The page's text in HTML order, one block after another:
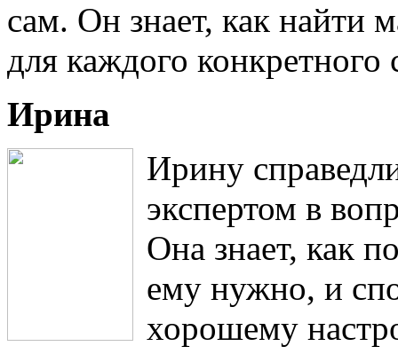
сам. Он знает, как найти
для каждого конкретного
Ирина
Ирину
экспертом в
Она знает, как
ему нужно, и
хорошему